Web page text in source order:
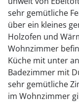
sehr gemütliche
über ein kleines
Holzofen und
Wohnzimmer
Küche mit unter
Badezimmer mit
sehr gemütliche
im Wohnzimmer